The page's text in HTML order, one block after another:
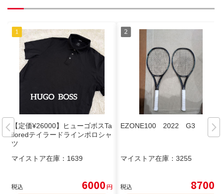
【定価¥26000】ヒューゴボスTa
iloredテイラードラインポロシャ
ツ
マイストア在庫： 1639
税込 6000円
EZONE100 2022 G3
マイストア在庫： 3255
税込 8700